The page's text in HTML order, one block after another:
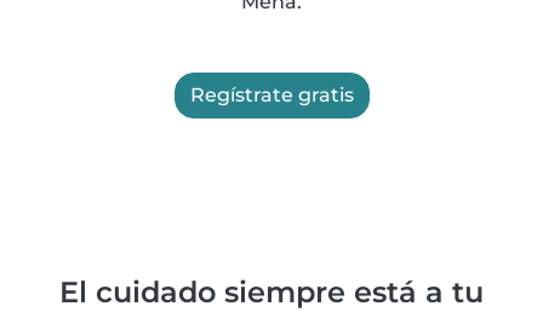
Regístrate gratis
El cuidado siempre está a tu